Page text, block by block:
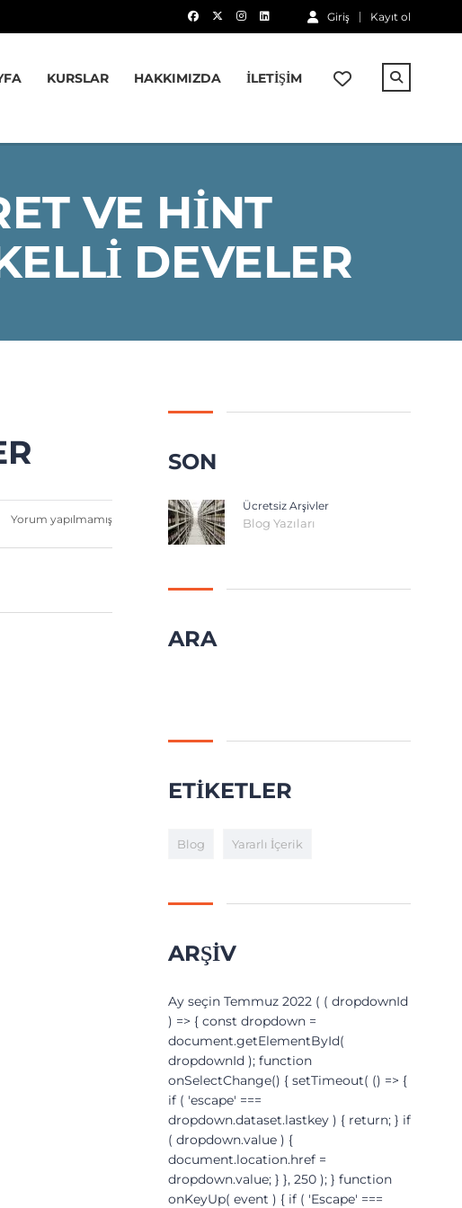
Giriş Kayıt ol
KURSLAR HAKKIMIZDA İLETIŞIM
VE HINT
DEVELER
Yorum yapılmamış
SON
Ücretsiz Arşivler
Blog Yazıları
ARA
ETIKETLER
Blog Yararlı İçerik
ARŞIV
Arşiv
Ay seçin Temmuz 2022 ( ( dropdownId
) => { const dropdown =
document.getElementById(
dropdownId ); function
onSelectChange() { setTimeout( () => {
if ( 'escape' ===
dropdown.dataset.lastkey ) { return; } if
( dropdown.value ) {
document.location.href =
dropdown.value; } }, 250 ); } function
onKeyUp( event ) { if ( 'Escape' ===